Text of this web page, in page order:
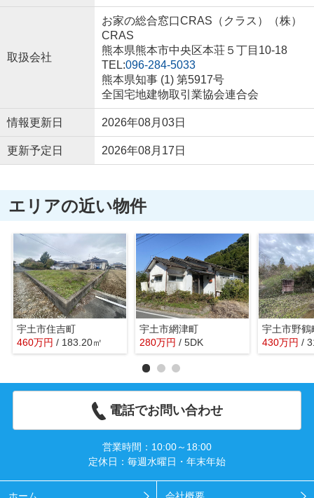
取扱会社
お家の総合窓口CRAS（クラス）（株）
CRAS
熊本県熊本市中央区本荘５丁目10-18
TEL:096-284-5033
熊本県知事 (1) 第5917号
全国宅地建物取引業協会連合会
情報更新日 2026年08月03日
更新予定日 2026年08月17日
エリアの近い物件
宇土市住吉町
460万円 / 183.20㎡
宇土市網津町
280万円 / 5DK
宇土市野鶴
430万円 /
電話でお問い合わせ
営業時間：10:00～18:00
定休日：毎週水曜日・年末年始